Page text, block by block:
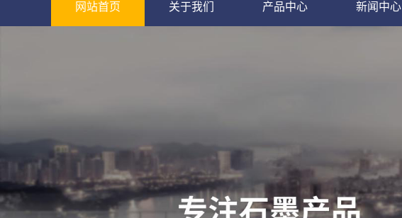
网站首页 关于我们 产品中心 新闻中心